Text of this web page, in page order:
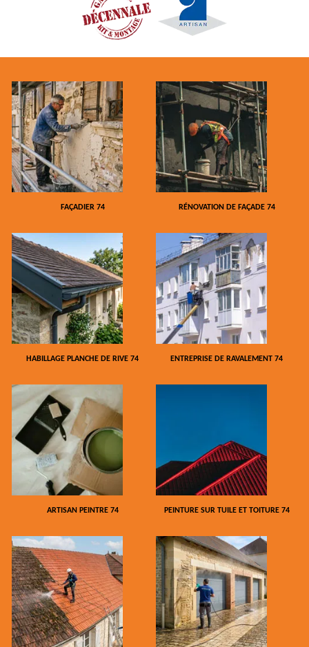
FAÇADIER 74 RÉNOVATION DE FAÇADE 74
HABILLAGE PLANCHE DE RIVE 74 ENTREPRISE DE RAVALEMENT 74
ARTISAN PEINTRE 74 PEINTURE SUR TUILE ET TOITURE 74